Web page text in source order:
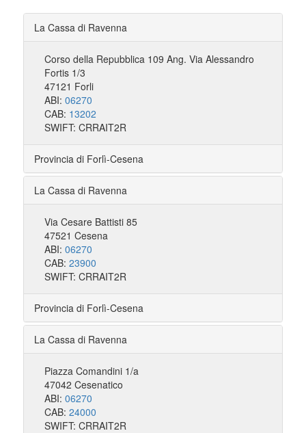
La Cassa di Ravenna
Corso della Repubblica 109 Ang. Via Alessandro
Fortis 1/3
47121 Forli
ABI: 06270
CAB: 13202
SWIFT: CRRAIT2R
Provincia di Forlì-Cesena
La Cassa di Ravenna
Via Cesare Battisti 85
47521 Cesena
ABI: 06270
CAB: 23900
SWIFT: CRRAIT2R
Provincia di Forlì-Cesena
La Cassa di Ravenna
Piazza Comandini 1/a
47042 Cesenatico
ABI: 06270
CAB: 24000
SWIFT: CRRAIT2R